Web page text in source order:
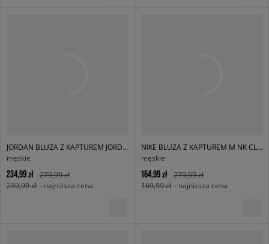
JORDAN BLUZA Z KAPTUREM JORDAN BROOKLYN FLEECE
męskie
234,99 zł
279,99 zł
239,99 zł - najniższa cena
NIKE BLUZA Z KAPTUREM M NK CLUB BB PO HOODIE
męskie
164,99 zł
279,99 zł
169,99 zł - najniższa cena